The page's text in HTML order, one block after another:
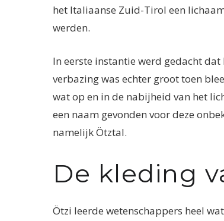
het Italiaanse Zuid-Tirol een
werden.
In eerste instantie werd gedacht
verbazing was echter groot toen
wat op en in de nabijheid van het
een naam gevonden voor deze
namelijk Ötztal.
De kleding
Ötzi leerde wetenschappers heel